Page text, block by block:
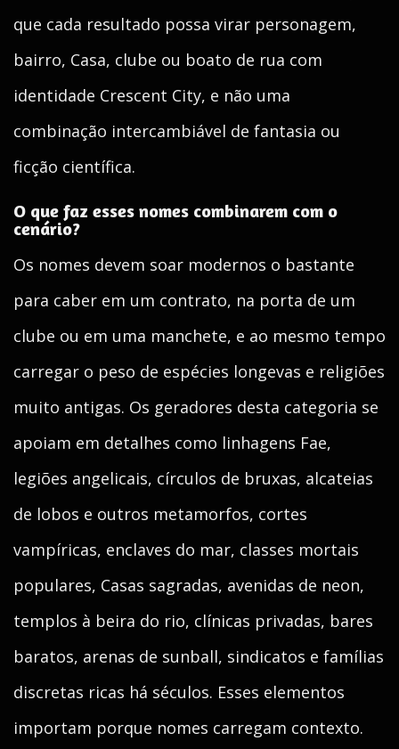
que cada resultado possa virar personagem,
bairro, Casa, clube ou boato de rua com
identidade Crescent City, e não uma
combinação intercambiável de fantasia ou
ficção científica.
O que faz esses nomes combinarem com o
cenário?
Os nomes devem soar modernos o bastante
para caber em um contrato, na porta de um
clube ou em uma manchete, e ao mesmo tempo
carregar o peso de espécies longevas e religiões
muito antigas. Os geradores desta categoria se
apoiam em detalhes como linhagens Fae,
legiões angelicais, círculos de bruxas, alcateias
de lobos e outros metamorfos, cortes
vampíricas, enclaves do mar, classes mortais
populares, Casas sagradas, avenidas de neon,
templos à beira do rio, clínicas privadas, bares
baratos, arenas de sunball, sindicatos e famílias
discretas ricas há séculos. Esses elementos
importam porque nomes carregam contexto.